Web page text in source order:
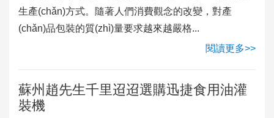
生產(chǎn)方式。隨著人們消費觀念的改變，對產
(chǎn)品包裝的質(zhì)量要求越來越嚴格...
閱讀更多>>
蘇州趙先生千里迢迢選購迅捷食用油灌
裝機